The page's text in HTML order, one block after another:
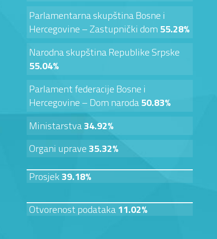
Parlamentarna skupština Bosne i
Hercegovine – Zastupnički dom55.28%
Narodna skupština Republike Srpske
55.04%
Parlament federacije Bosne i
Hercegovine – Dom naroda50.83%
Ministarstva34.92%
Organi uprave35.32%
Prosjek39.18%
Otvorenost podataka11.02%